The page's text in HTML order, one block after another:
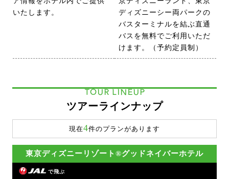
いたします。
ディズニーシー両パークの
バスターミナルを結ぶ直通
バスを無料でご利用いただ
けます。（予約定員制）
TOUR LINEUP
ツアーラインナップ
現在4件のプランがあります
東京ディズニーリゾート®グッドネイバーホテル
で飛ぶ